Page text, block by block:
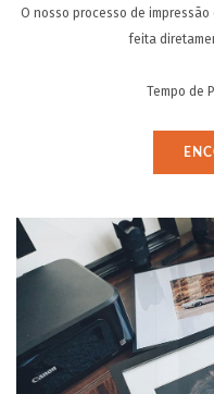
BLOG
O nosso processo de
feita
Tempo de